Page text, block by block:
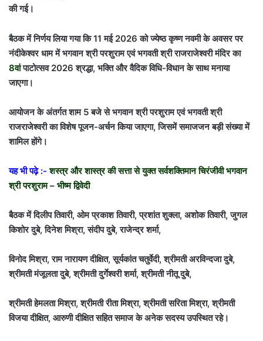
की गई।
बैठक में निर्णय लिया गया कि 11 मई 2026 को ज्येष्ठ कृष्ण नवमी के अवसर पर
नंदीकेश्वर धाम में भगवान श्री परशुराम एवं भगवती श्री राजराजेश्वरी मंदिर का
8वांपाटोत्सव 2026 श्रद्धा, भक्ति और वैदिक विधि-विधान के साथ मनाया
जाएगा।
आयोजन के अंतर्गत शाम 5 बजे से भगवान श्री परशुराम एवं भगवती श्री
राजराजेश्वरी का विशेष पूजन-अर्चन किया जाएगा, जिसमें समाजजन बड़ी संख्या में
शामिल होंगे।
यह भी पढ़े :-शस्त्र और शास्त्र की सत्ता से युक्त सर्वशक्तिमान चिरंजीवी भगवान
श्री परशुराम – भीष्म द्विवेदी
बैठक में दिलीप तिवारी, ओम प्रकाश तिवारी, प्रशांत शुक्ला, अशोक तिवारी, जुगल
किशोर दुबे, दिनेश मिश्रा, संदीप दुबे, राजेन्द्र शर्मा,
विनोद मिश्रा, राम नारायण दीक्षित, सूर्यकांत चतुर्वेदी, श्रीमती अरविन्दजा दुबे,
श्रीमती मंजूलता दुबे, श्रीमती दुर्गेश्वरी शर्मा, श्रीमती नीतू दुबे,
श्रीमती हेमलता मिश्रा, श्रीमती रीता मिश्रा, श्रीमती सरिता मिश्रा, श्रीमती
विजया दीक्षित, आरुणी दीक्षित सहित समाज के अनेक सदस्य उपस्थित रहे।